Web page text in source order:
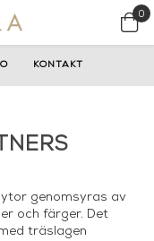
0
KONTAKT
genomsyras av
och färger. Det
träslagen